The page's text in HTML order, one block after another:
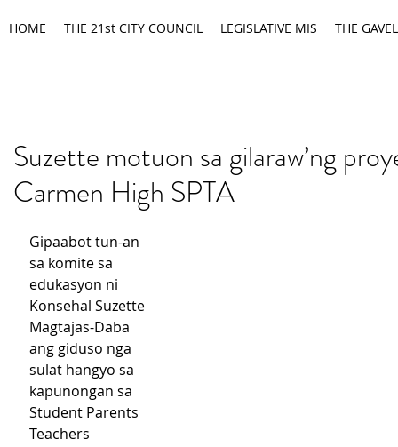
HOME THE 21st CITY COUNCIL LEGISLATIVE MIS THE GAVEL
Suzette motuon sa gilaraw’ng
Carmen High SPTA
Gipaabot tun-an
sa komite sa
edukasyon ni
Konsehal Suzette
Magtajas-Daba
ang giduso nga
sulat hangyo sa
kapunongan sa
Student Parents
Teachers